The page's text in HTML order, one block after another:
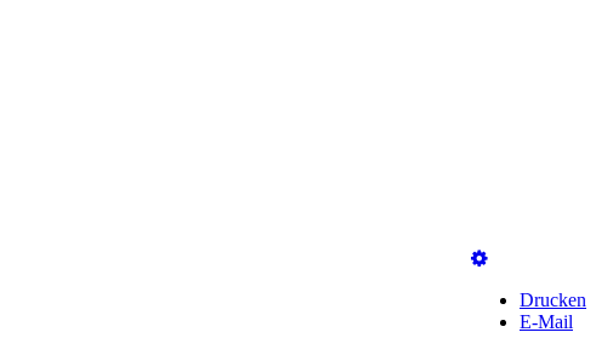
Drucken
E-Mail